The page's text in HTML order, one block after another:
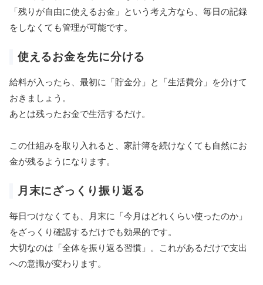
「残りが自由に使えるお金」という考え方なら、毎日の記録
をしなくても管理が可能です。
使えるお金を先に分ける
給料が入ったら、最初に「貯金分」と「生活費分」を分けて
おきましょう。
あとは残ったお金で生活するだけ。
この仕組みを取り入れると、家計簿を続けなくても自然にお
金が残るようになります。
月末にざっくり振り返る
毎日つけなくても、月末に「今月はどれくらい使ったのか」
をざっくり確認するだけでも効果的です。
大切なのは「全体を振り返る習慣」。これがあるだけで支出
への意識が変わります。